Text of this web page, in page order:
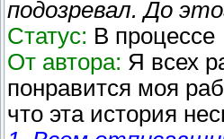
подозревал. До
Статус: В процессе
От автора: Я всех
понравится моя
что эта история